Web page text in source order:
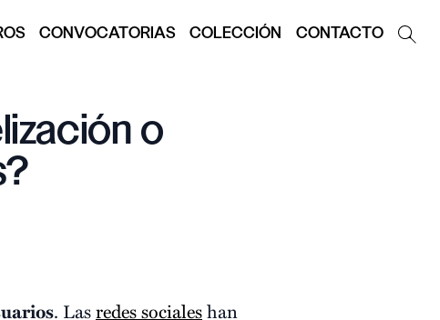
CONVOCATORIAS COLECCIÓN CONTACTO
o
. Lasredes socialeshan